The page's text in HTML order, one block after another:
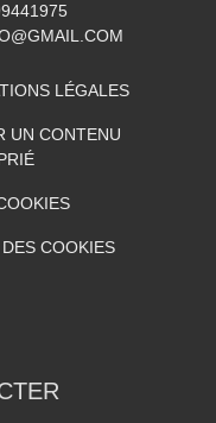
LÉGALES
UN CONTENU
COOKIES